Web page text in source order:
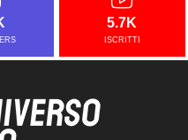
5.7K
ISCRITTI